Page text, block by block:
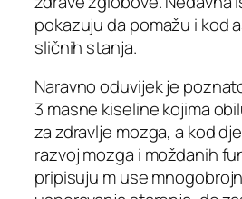
pokazuju da pomažu i kod
sličnih stanja.
Naravno oduvijek je
3 masne kiseline kojima
za zdravlje mozga, a kod
razvoj mozga i moždanih
pripisuju m use